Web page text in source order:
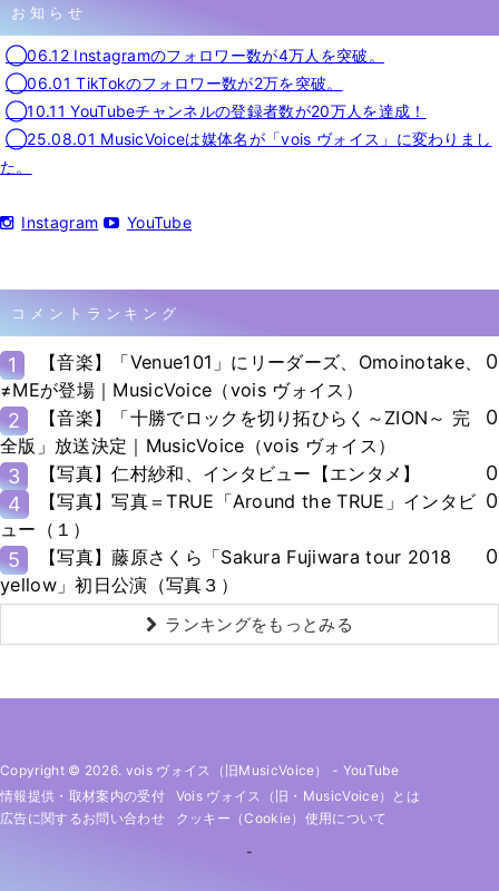
お知らせ
◯06.12 Instagramのフォロワー数が4万人を突破。
◯06.01 TikTokのフォロワー数が2万を突破。
◯10.11 YouTubeチャンネルの登録者数が20万人を達成！
◯25.08.01 MusicVoiceは媒体名が「vois ヴォイス」に変わりまし
た。
Instagram YouTube
コメントランキング
1
【音楽】「Venue101」にリーダーズ、Omoinotake、
≠MEが登場｜MusicVoice（vois ヴォイス）
0
2
【音楽】「十勝でロックを切り拓ひらく～ZION～ 完
全版」放送決定｜MusicVoice（vois ヴォイス）
0
3 【写真】仁村紗和、インタビュー【エンタメ】
0
4
【写真】写真＝TRUE「Around the TRUE」インタビ
ュー（１）
0
5
【写真】藤原さくら「Sakura Fujiwara tour 2018
yellow」初日公演（写真３）
0
ランキングをもっとみる
Copyright © 2026. vois ヴォイス（旧MusicVoice） - YouTube
情報提供・取材案内の受付
Vois ヴォイス（旧・MusicVoice）とは
広告に関するお問い合わせ
クッキー（cookie）使用について
-